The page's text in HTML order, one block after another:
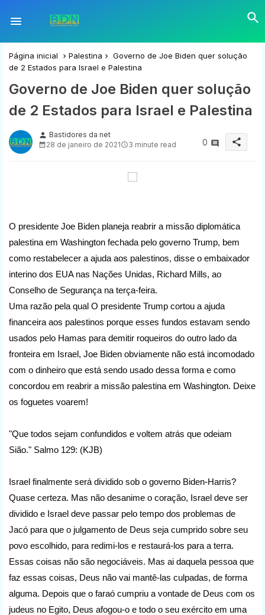
Página inicial Palestina
Governo de Joe Biden quer solução
de 2 Estados para Israel e Palestina
Governo de Joe Biden quer solução
de 2 Estados para Israel e Palestina
person Bastidores da net
28 de janeiro de 2021
3 minute read 0 share
O presidente Joe Biden planeja reabrir a missão diplomática
palestina em Washington fechada pelo governo Trump, bem
como restabelecer a ajuda aos palestinos, disse o embaixador
interino dos EUA nas Nações Unidas, Richard Mills, ao
Conselho de Segurança na terça-feira.
Uma razão pela qual O presidente Trump cortou a ajuda
financeira aos palestinos porque esses fundos estavam sendo
usados pelo Hamas para demitir roqueiros do outro lado da
fronteira em Israel, Joe Biden obviamente não está incomodado
com o dinheiro que está sendo usado dessa forma e como
concordou em reabrir a missão palestina em Washington. Deixe
os foguetes voarem!
"Que todos sejam confundidos e voltem atrás que odeiam
Sião." Salmo 129: (KJB)
Israel finalmente será dividido sob o governo Biden-Harris?
Quase certeza. Mas não desanime o coração, Israel deve ser
dividido e Israel deve passar pelo tempo dos problemas de
Jacó para que o julgamento de Deus seja cumprido sobre seu
povo escolhido, para redimi-los e restaurá-los para a terra.
Essas coisas não são negociáveis. Mas ai daquela pessoa que
faz essas coisas, Deus não vai mantê-las culpadas, de forma
alguma. Depois que o faraó cumpriu a vontade de Deus com os
judeus no Egito, Deus afogou-o e todo o seu exército em uma